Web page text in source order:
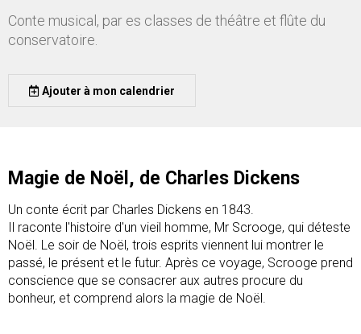
Conte musical, par es classes de théâtre et flûte du
conservatoire.
Ajouter à mon calendrier
Magie de Noël, de Charles Dickens
Un conte écrit par Charles Dickens en 1843.
Il raconte l'histoire d'un vieil homme, Mr Scrooge, qui déteste
Noël. Le soir de Noël, trois esprits viennent lui montrer le
passé, le présent et le futur. Après ce voyage, Scrooge prend
conscience que se consacrer aux autres procure du
bonheur, et comprend alors la magie de Noël.